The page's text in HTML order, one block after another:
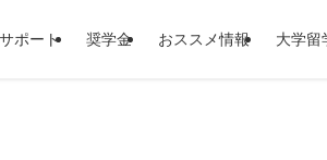
ポート 奨学金 おススメ情報 大学留